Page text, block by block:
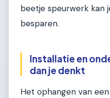
beetje speurwerk kan
besparen.
Installatie en
dan je denkt
Het ophangen van